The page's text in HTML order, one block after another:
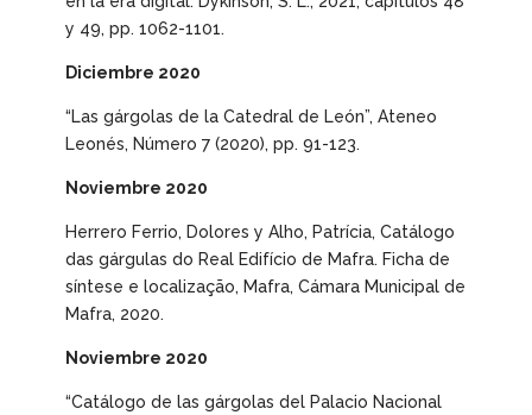
y 49, pp. 1062-1101.
Diciembre 2020
“Las gárgolas de la Catedral de León”, Ateneo
Leonés, Número 7 (2020), pp. 91-123.
Noviembre 2020
Herrero Ferrio, Dolores y Alho, Patrícia, Catálogo
das gárgulas do Real Edifício de Mafra. Ficha de
síntese e localização, Mafra, Cámara Municipal de
Mafra, 2020.
Noviembre 2020
“Catálogo de las gárgolas del Palacio Nacional